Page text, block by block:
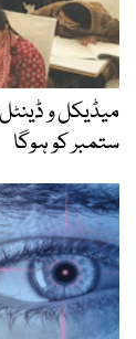
ستمبر کو ہوگا